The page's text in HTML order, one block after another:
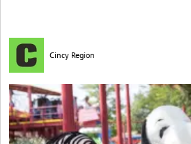
Cincy Region